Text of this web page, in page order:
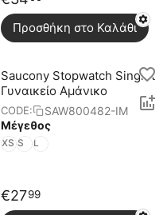
Προσθήκη στο Καλάθι
Saucony Stopwatch Singlet
Γυναικείο Αμάνικο
CODE:
SAW800482-IM
Μέγεθος
XS S L
€2799